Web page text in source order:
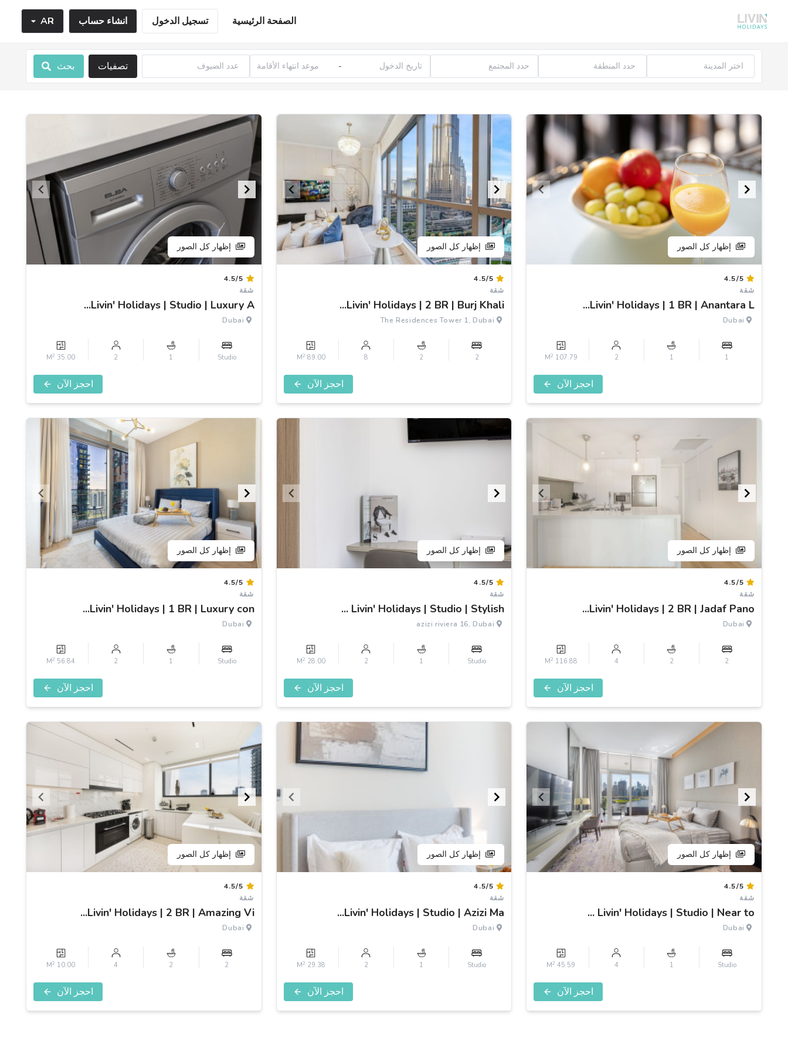
الصفحة الرئيسية تسجيل الدخول انشاء حساب AR
- تصفيات بحث
إظهار كل الصور
4.5/5
شقة
Livin' Holidays | 1 BR | Anantara L...
Dubai
1
1
2
107.79 M
2
احجز الآن
إظهار كل الصور
4.5/5
شقة
Livin' Holidays | 2 BR | Burj Khali...
2
2
8
89.00 M
2
احجز الآن
إظهار كل الصور
4.5/5
شقة
Livin' Holidays | Studio | Luxury A...
Dubai
Studio
1
2
35.00 M
2
احجز الآن
إظهار كل الصور
4.5/5
شقة
Livin' Holidays | 2 BR | Jadaf Pano...
Dubai
2
2
4
116.88 M
2
احجز الآن
إظهار كل الصور
4.5/5
شقة
Livin' Holidays | Studio | Stylish ...
Studio
1
2
28.00 M
2
احجز الآن
إظهار كل الصور
4.5/5
شقة
Livin' Holidays | 1 BR | Luxury con...
Dubai
Studio
1
2
56.84 M
2
احجز الآن
إظهار كل الصور
4.5/5
شقة
Livin' Holidays | Studio | Near to ...
Dubai
Studio
1
4
45.59 M
2
احجز الآن
إظهار كل الصور
4.5/5
شقة
Livin' Holidays | Studio | Azizi Ma...
Studio
1
2
29.38 M
2
احجز الآن
إظهار كل الصور
4.5/5
شقة
Livin' Holidays | 2 BR | Amazing Vi...
Dubai
2
2
4
10.00 M
2
احجز الآن